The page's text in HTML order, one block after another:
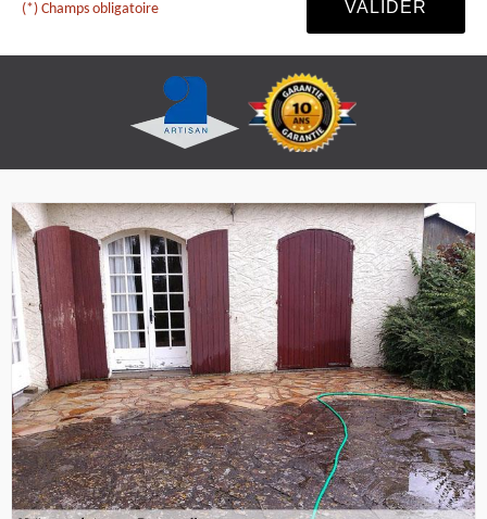
(*) Champs obligatoire